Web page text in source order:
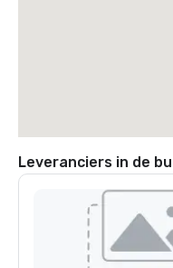
Leveranciers in de